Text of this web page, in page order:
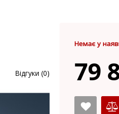
Відгуки (0)
Немає у
79